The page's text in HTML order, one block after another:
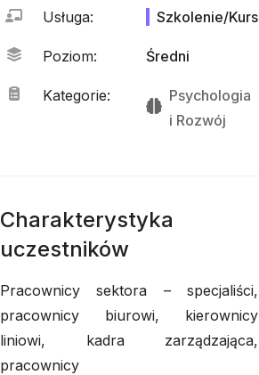
Usługa: Szkolenie/Kurs
Poziom: Średni
Kategorie:
Psychologia
i Rozwój
Charakterystyka
uczestników
Pracownicy sektora – specjaliści,
pracownicy biurowi, kierownicy
liniowi, kadra zarządzająca,
pracownicy